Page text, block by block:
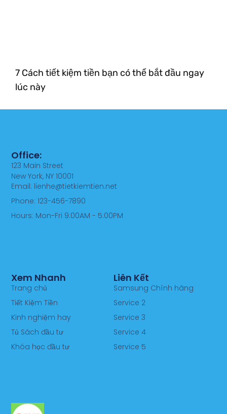
7 Cách tiết kiệm tiền bạn có thể bắt đầu ngay
lúc này
Liên Kết
Samsung Chính hãng
Service 2
Service 3
Service 4
Service 5
Xem Nhanh
Trang chủ
Tiết Kiệm Tiền
Kinh nghiệm hay
Tủ Sách đầu tư
Khóa học đầu tư
Office:
123 Main Street
New York, NY 10001
Email: lienhe@tietkiemtien.net
Phone: 123-456-7890
Hours: Mon-Fri 9:00AM - 5:00PM